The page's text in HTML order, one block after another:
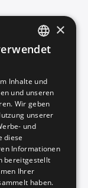
ENGLISH
ITALIAN
SPANISH
×
Inhalte und
und unseren
Wir geben
unserer
und
diese
Informationen
bereitgestellt
Ihrer
haben.